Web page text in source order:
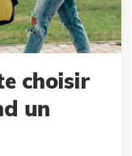
choisir
un